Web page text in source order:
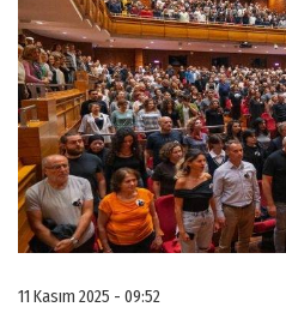
11 Kasım 2025 - 09:52